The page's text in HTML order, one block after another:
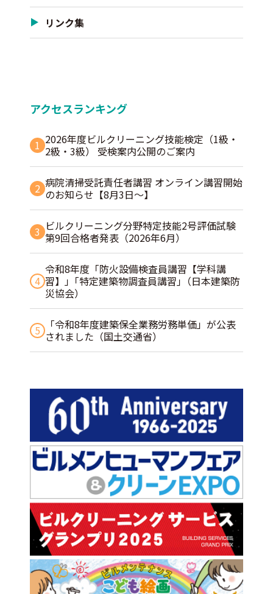
リンク集
アクセスランキング
1 2026年度ビルクリーニング技能検定（1級・
2級・3級） 受検案内公開のご案内
2 病院清掃受託責任者講習 オンライン講習開始
のお知らせ【8月3日～】
3 ビルクリーニング分野特定技能2号評価試験
第9回合格者発表（2026年6月）
4
令和8年度「防火設備検査員講習【学科講
習】」｢特定建築物調査員講習｣（日本建築防
災協会）
5
「令和8年度建築保全業務労務単価」が公表
されました（国土交通省）